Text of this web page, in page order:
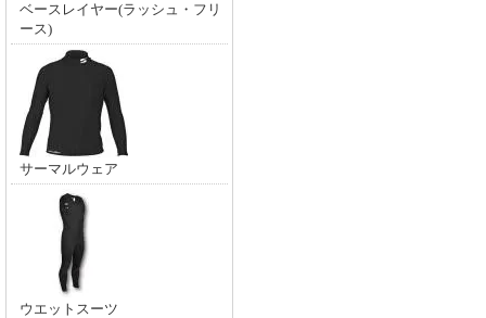
ベースレイヤー(ラッシュ・フリ
ース)
サーマルウェア
ウエットスーツ